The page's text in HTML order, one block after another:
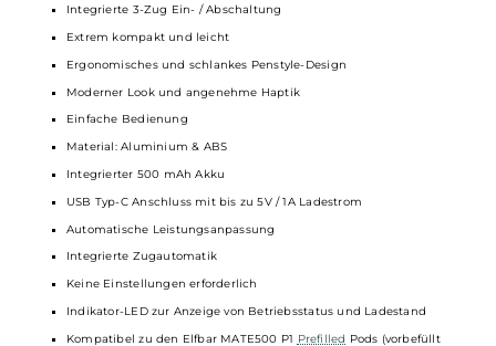
Egal ob Sie die Bequemlichkeit von vorbefüllten Pods
bevorzugen oder eigene Liquidkreationen verwenden
passende Erlebnis. Mit seiner Benutzerfreundlichkeit,
Sicherheit und stilvollenOptiksetzt das MATE500 Pod-
System neue Maßstäbe in der Welt des Dampfens.
Technische Daten
Extrem kompakt und leicht